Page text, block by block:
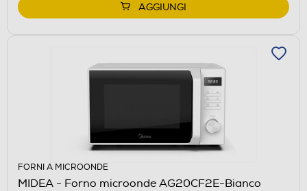
AGGIUNGI
FORNI A MICROONDE
MIDEA - Forno microonde AG20CF2E-Bianco